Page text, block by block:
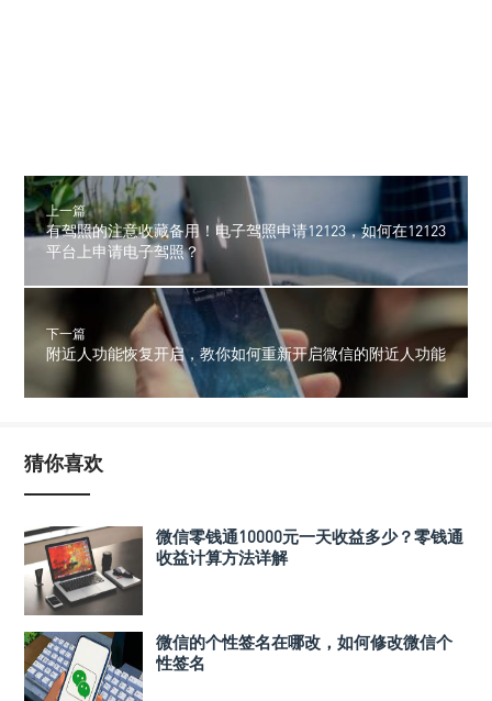
上一篇
有驾照的注意收藏备用！电子驾照申请12123，如何在12123
平台上申请电子驾照？
下一篇
附近人功能恢复开启，教你如何重新开启微信的附近人功能
猜你喜欢
微信零钱通10000元一天收益多少？零钱通
收益计算方法详解
微信的个性签名在哪改，如何修改微信个
性签名